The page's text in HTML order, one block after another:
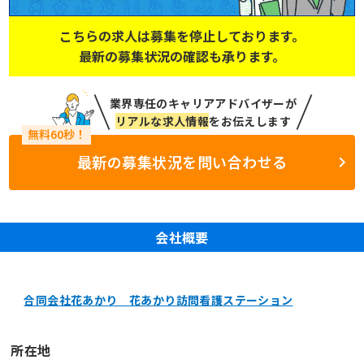
こちらの求人は募集を停止しております。
最新の募集状況の確認も承ります。
業界専任のキャリアアドバイザーが
リアルな求人情報をお伝えします
最新の募集状況を問い合わせる
会社概要
合同会社花あかり 花あかり訪問看護ステーション
所在地